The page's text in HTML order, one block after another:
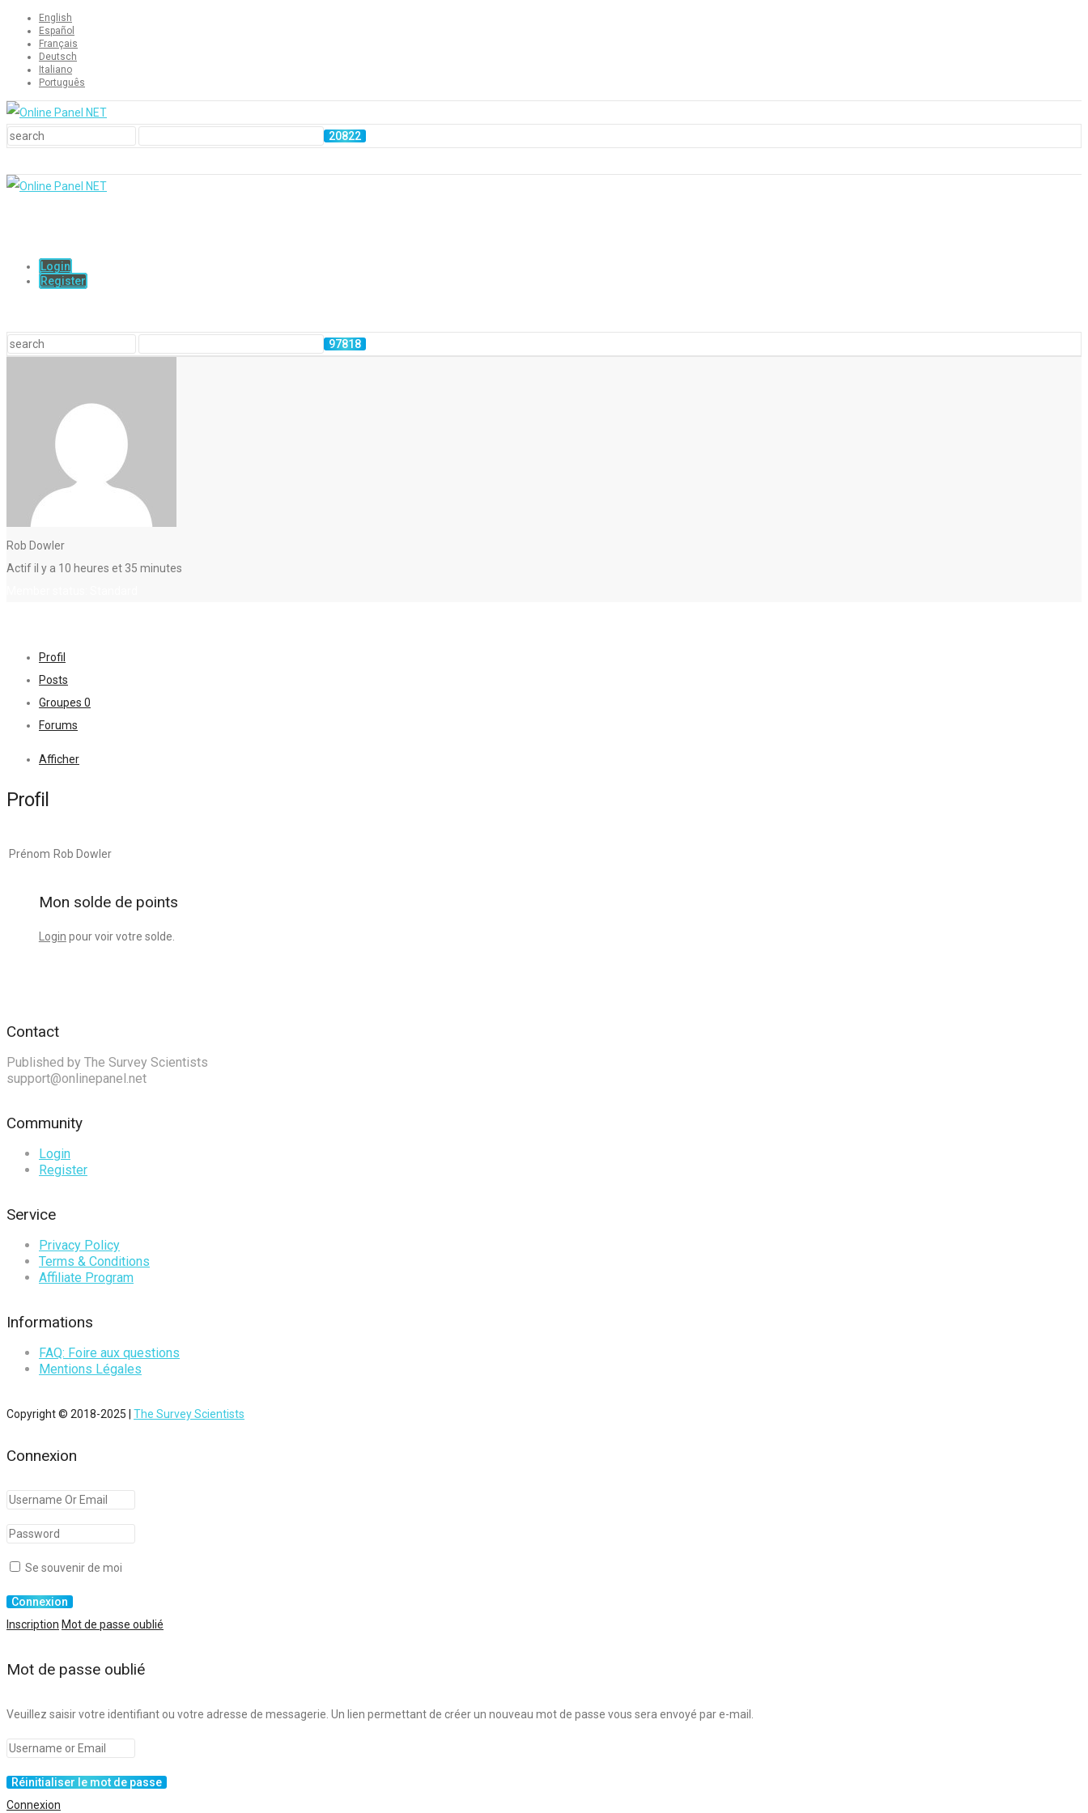
English
Español
Français
Deutsch
Italiano
Português
Login
Register
Rob Dowler
Actif il y a 10 heures et 35 minutes
Profil
Posts
Groupes 0
Forums
Afficher
Profil
Prénom Rob Dowler
Mon solde de points
Login pour voir votre solde.
Contact
Published by The Survey Scientists
support@onlinepanel.net
Community
Login
Register
Service
Privacy Policy
Terms & Conditions
Affiliate Program
Informations
FAQ: Foire aux questions
Mentions Légales
Copyright © 2018-2025 | The Survey Scientists
Connexion
Se souvenir de moi
Inscription Mot de passe oublié
Mot de passe oublié
Veuillez saisir votre identifiant ou votre adresse de messagerie. Un lien permettant de créer un nouveau mot de passe vous sera envoyé par e-mail.
Connexion